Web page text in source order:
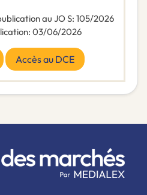
au JO S: 105/2026
: 03/06/2026
Accès au DCE